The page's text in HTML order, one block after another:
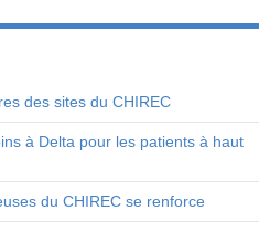
des sites du CHIREC
à Delta pour les patients à haut
du CHIREC se renforce